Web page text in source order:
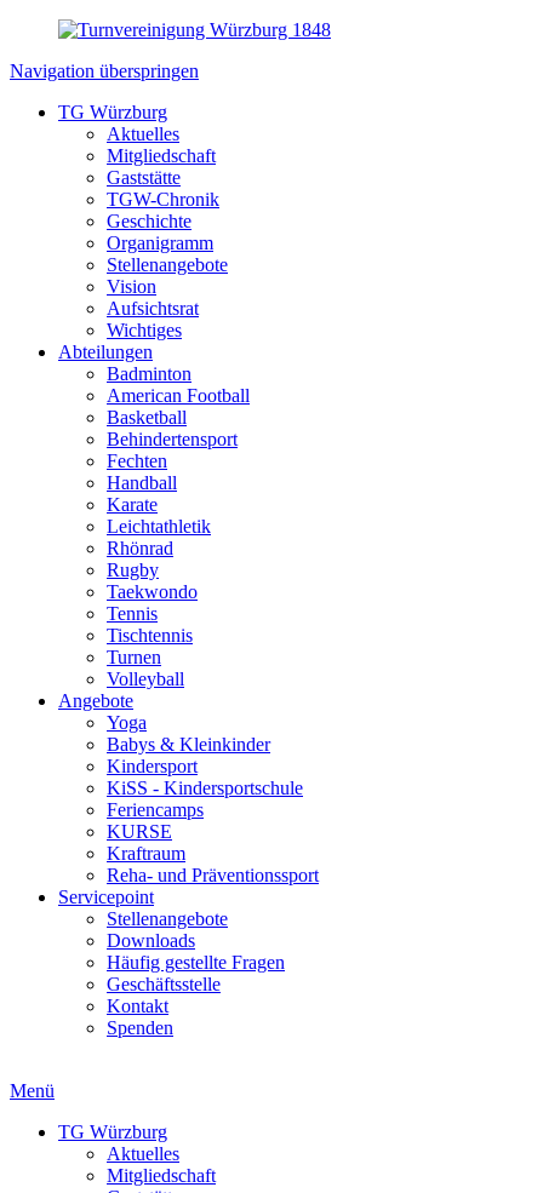
Navigation überspringen
TG Würzburg
Aktuelles
Mitgliedschaft
Gaststätte
TGW-Chronik
Geschichte
Organigramm
Stellenangebote
Vision
Aufsichtsrat
Wichtiges
Abteilungen
Badminton
American Football
Basketball
Behindertensport
Fechten
Handball
Karate
Leichtathletik
Rhönrad
Rugby
Taekwondo
Tennis
Tischtennis
Turnen
Volleyball
Angebote
Yoga
Babys & Kleinkinder
Kindersport
KiSS - Kindersportschule
Feriencamps
KURSE
Kraftraum
Reha- und Präventionssport
Servicepoint
Stellenangebote
Downloads
Häufig gestellte Fragen
Geschäftsstelle
Kontakt
Spenden
Menü
TG Würzburg
Aktuelles
Mitgliedschaft